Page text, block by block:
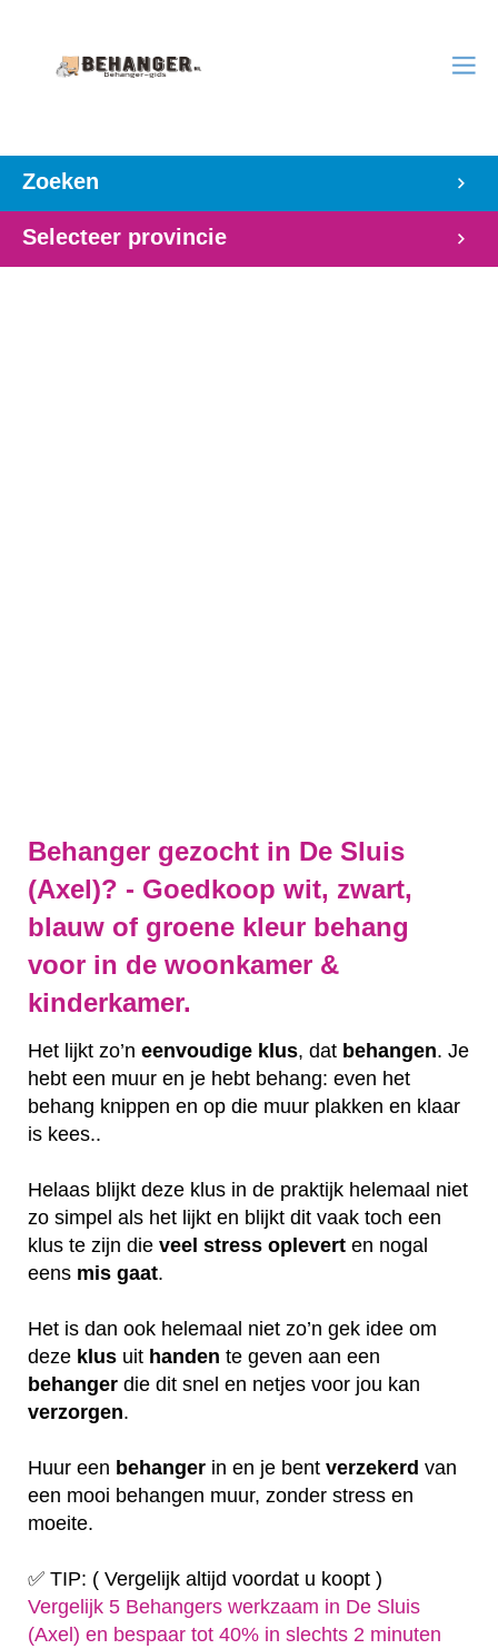
Zoeken
Selecteer provincie
Behanger gezocht in De Sluis
(Axel)? - Goedkoop wit, zwart,
blauw of groene kleur behang
voor in de woonkamer &
kinderkamer.
Het lijkt zo’n eenvoudige klus, dat behangen. Je
hebt een muur en je hebt behang: even het
behang knippen en op die muur plakken en klaar
is kees..
Helaas blijkt deze klus in de praktijk helemaal niet
zo simpel als het lijkt en blijkt dit vaak toch een
klus te zijn die veel stress oplevert en nogal
eens mis gaat.
Het is dan ook helemaal niet zo’n gek idee om
deze klus uit handen te geven aan een
behanger die dit snel en netjes voor jou kan
verzorgen.
Huur een behanger in en je bent verzekerd van
een mooi behangen muur, zonder stress en
moeite.
✅ TIP: ( Vergelijk altijd voordat u koopt )
Vergelijk 5 Behangers werkzaam in De Sluis
(Axel) en bespaar tot 40% in slechts 2 minuten